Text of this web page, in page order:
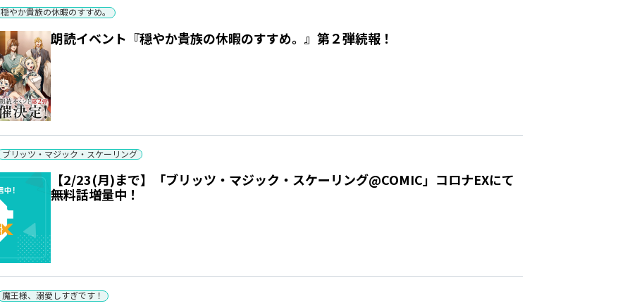
穏やか貴族の休暇のすすめ。
朗読イベント『穏やか貴族の休暇のすすめ。』第２弾続報！
ブリッツ・マジック・スケーリング
【2/23(月)まで】「ブリッツ・マジック・スケーリング@COMIC」コロナEXにて
無料話増量中！
魔王様、溺愛しすぎです！